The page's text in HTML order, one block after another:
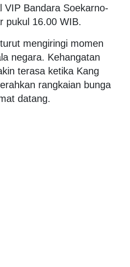
VIP Bandara Soekarno-
pukul 16.00 WIB.
mengiringi momen
negara. Kehangatan
terasa ketika Kang
rangkaian bunga
datang.